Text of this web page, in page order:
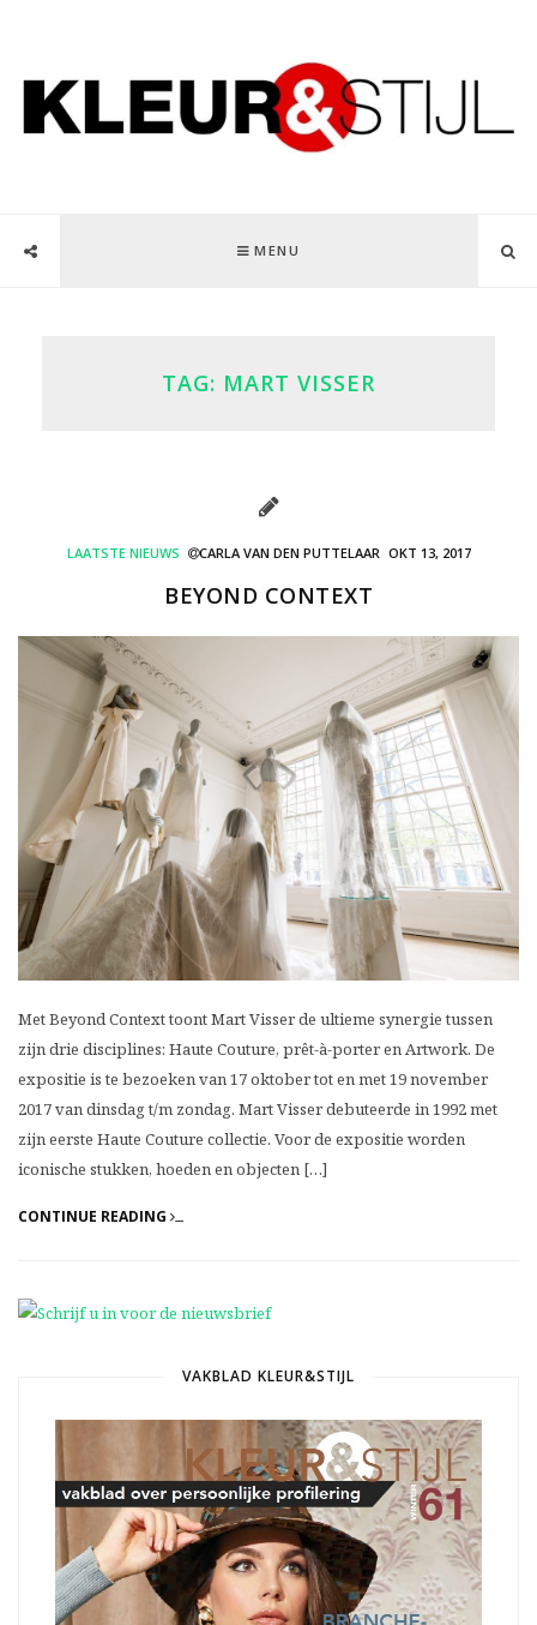
MENU
TAG: MART VISSER
LAATSTE NIEUWS CARLA VAN DEN PUTTELAAR OKT 13, 2017
BEYOND CONTEXT
Met Beyond Context toont Mart Visser de ultieme synergie tussen
zijn drie disciplines: Haute Couture, prêt-à-porter en Artwork. De
expositie is te bezoeken van 17 oktober tot en met 19 november
2017 van dinsdag t/m zondag. Mart Visser debuteerde in 1992 met
zijn eerste Haute Couture collectie. Voor de expositie worden
iconische stukken, hoeden en objecten […]
CONTINUE READING
VAKBLAD KLEUR&STIJL